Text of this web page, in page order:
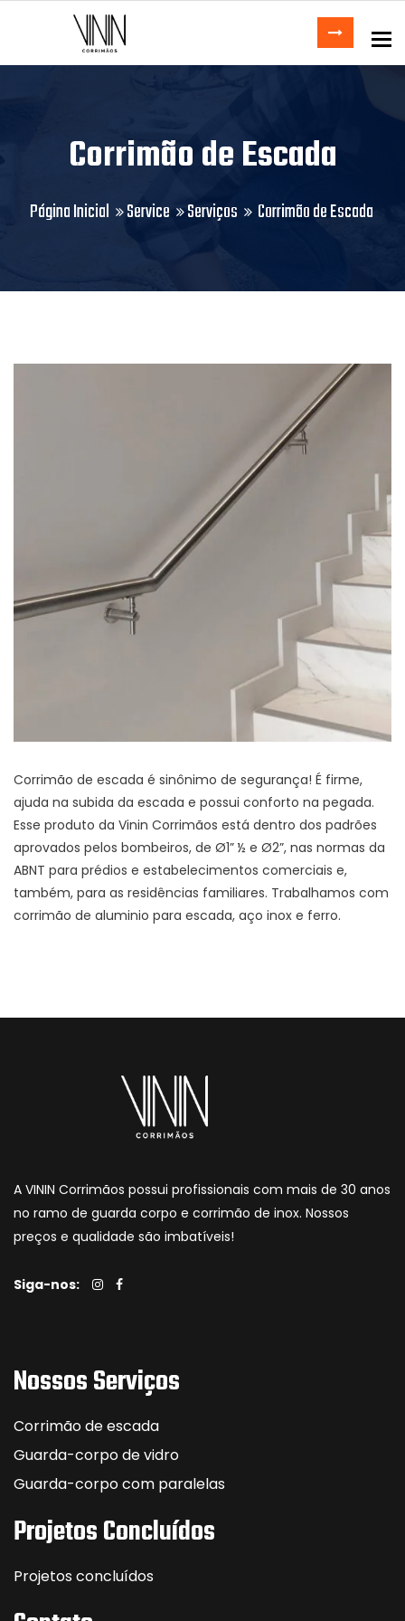
Corrimão de Escada
Página Inicial Service Serviços Corrimão de Escada
Corrimão de escada é sinônimo de segurança! É firme,
ajuda na subida da escada e possui conforto na pegada.
Esse produto da Vinin Corrimãos está dentro dos padrões
aprovados pelos bombeiros, de Ø1” ½ e Ø2”, nas normas da
ABNT para prédios e estabelecimentos comerciais e,
também, para as residências familiares. Trabalhamos com
corrimão de aluminio para escada, aço inox e ferro.
A VININ Corrimãos possui profissionais com mais de 30 anos
no ramo de guarda corpo e corrimão de inox. Nossos
preços e qualidade são imbatíveis!
Siga-nos:
Nossos Serviços
Corrimão de escada
Guarda-corpo de vidro
Guarda-corpo com paralelas
Projetos Concluídos
Projetos concluídos